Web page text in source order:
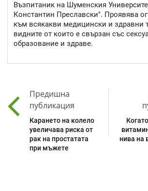
Възпитаник на Шуменския
Константин Преславски". Проявява
към всякакви медицински и здравни
видните от които е свързан със
образование и здраве.
Предишна
публикация
Карането на колело
увеличава риска от
рак на простатата
при мъжете
нива на